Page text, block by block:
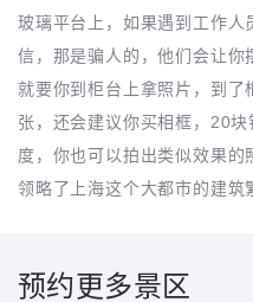
玻璃平台上，如果遇到工作人
信，那是骗人的，他们会让
就要你到柜台上拿照片，到
张，还会建议你买相框，20
度，你也可以拍出类似效果
领略了上海这个大都市的建筑
预约更多景区